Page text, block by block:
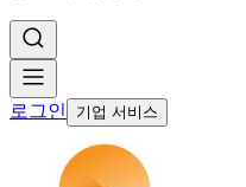
로그인 기업 서비스